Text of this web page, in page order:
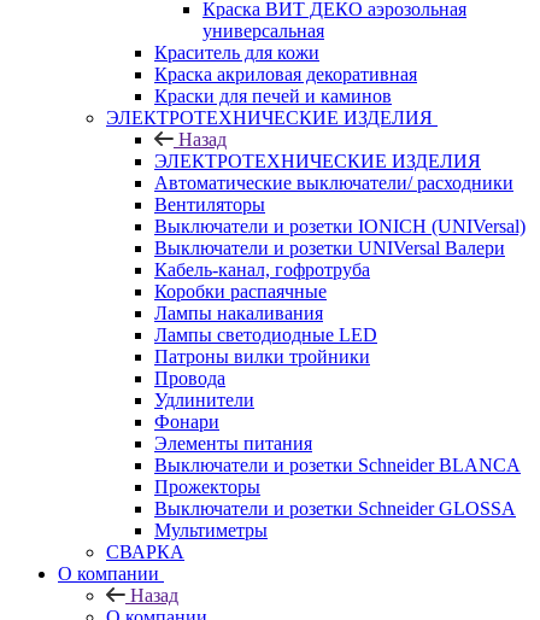
Краска ВИТ ДЕКО аэрозольная
универсальная
Краситель для кожи
Краска акриловая декоративная
Краски для печей и каминов
ЭЛЕКТРОТЕХНИЧЕСКИЕ ИЗДЕЛИЯ
Назад
ЭЛЕКТРОТЕХНИЧЕСКИЕ ИЗДЕЛИЯ
Автоматические выключатели/ расходники
Вентиляторы
Выключатели и розетки IONICH (UNIVersal)
Выключатели и розетки UNIVersal Валери
Кабель-канал, гофротруба
Коробки распаячные
Лампы накаливания
Лампы светодиодные LED
Патроны вилки тройники
Провода
Удлинители
Фонари
Элементы питания
Выключатели и розетки Schneider BLANCA
Прожекторы
Выключатели и розетки Schneider GLOSSA
Мультиметры
СВАРКА
О компании
Назад